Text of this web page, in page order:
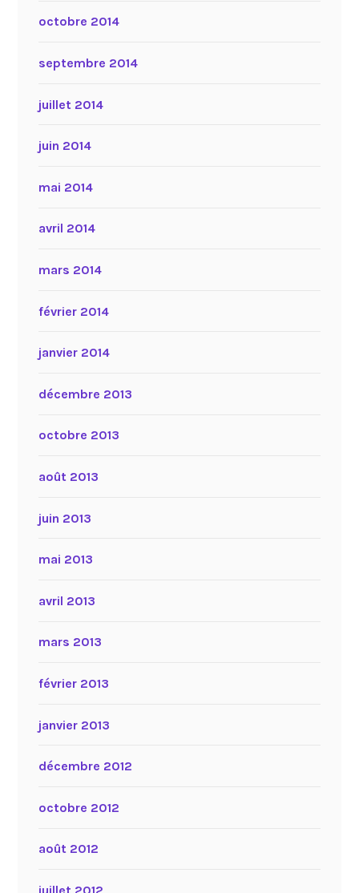
octobre 2014
septembre 2014
juillet 2014
juin 2014
mai 2014
avril 2014
mars 2014
février 2014
janvier 2014
décembre 2013
octobre 2013
août 2013
juin 2013
mai 2013
avril 2013
mars 2013
février 2013
janvier 2013
décembre 2012
octobre 2012
août 2012